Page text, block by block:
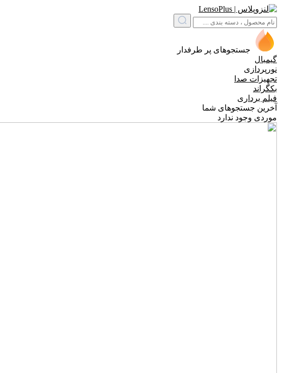
جستجوهای پر طرفدار
گیمبال
نورپردازی
تجهیزات صدا
بکگراند
فیلم برداری
آخرین جستجوهای شما
موردی وجود ندارد